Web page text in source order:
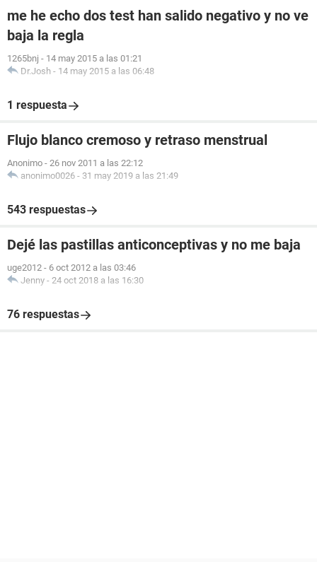
me he echo dos test han salido negativo y no ve
baja la regla
1265bnj - 14 may 2015 a las 01:21
Dr.Josh - 14 may 2015 a las 06:48
1 respuesta
Flujo blanco cremoso y retraso menstrual
Anonimo - 26 nov 2011 a las 22:12
anonimo0026 - 31 may 2019 a las 21:49
543 respuestas
Dejé las pastillas anticonceptivas y no me baja
uge2012 - 6 oct 2012 a las 03:46
Jenny - 24 oct 2018 a las 16:30
76 respuestas